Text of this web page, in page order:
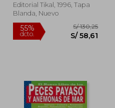
Editorial Tikal, 1996, Tapa
Blanda, Nuevo
55%
dcto.